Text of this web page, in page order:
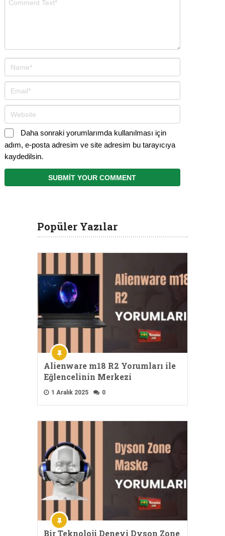
Daha sonraki yorumlarımda kullanılması için
adım, e-posta adresim ve site adresim bu tarayıcıya
kaydedilsin.
Popüler Yazılar
Alienware m18 R2 Yorumları ile
Eğlencelinin Merkezi
1 Aralık 2025 0
Bir Teknoloji Deneyi Dyson Zone